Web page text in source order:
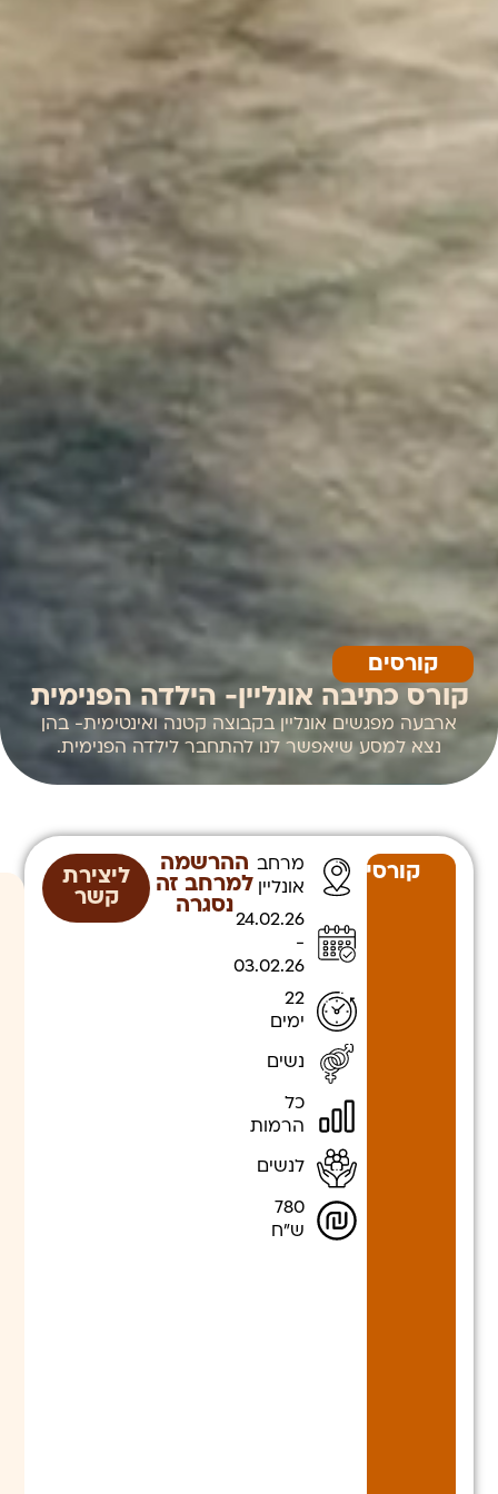
קורסים
קורס כתיבה אונליין- הילדה הפנימית
ארבעה מפגשים אונליין בקבוצה קטנה ואינטימית- בהן
נצא למסע שיאפשר לנו להתחבר לילדה הפנימית.
קורסים
מרחב
אונליין
24.02.26
-
03.02.26
22
ימים
נשים
כל
הרמות
לנשים
780
ש"ח
ההרשמה
למרחב זה
נסגרה
ליצירת
קשר